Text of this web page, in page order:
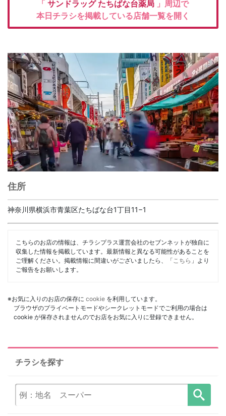
「 サンドラッグ たちばな台薬局 」周辺で
本日チラシを掲載している店舗一覧を開く
住所
神奈川県横浜市青葉区たちばな台1丁目11−1
こちらのお店の情報は、チラシプラス運営会社のセブンネットが独自に
収集した情報を掲載しています。最新情報と異なる可能性があることを
ご理解ください。掲載情報に間違いがございましたら、「 こちら 」より
ご報告をお願いします。
※お気に入りのお店の保存に cookie を利用しています。
ブラウザのプライベートモードやシークレットモードでご利用の場合は
cookie が保存されませんのでお店をお気に入りに登録できません。
チラシを探す